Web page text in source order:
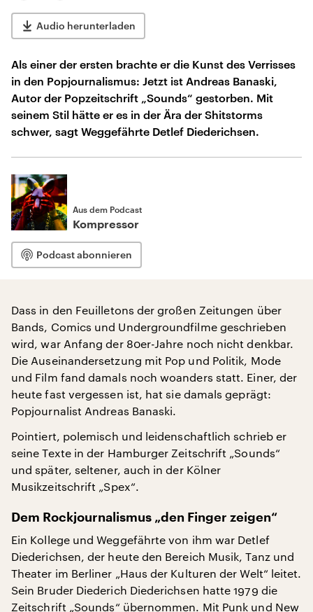
Audio herunterladen
Als einer der ersten brachte er die Kunst des Verrisses
in den Popjournalismus: Jetzt ist Andreas Banaski,
Autor der Popzeitschrift „Sounds“ gestorben. Mit
seinem Stil hätte er es in der Ära der Shitstorms
schwer, sagt Weggefährte Detlef Diederichsen.
Aus dem Podcast
Kompressor
Podcast abonnieren
Dass in den Feuilletons der großen Zeitungen über
Bands, Comics und Undergroundfilme geschrieben
wird, war Anfang der 80er-Jahre noch nicht denkbar.
Die Auseinandersetzung mit Pop und Politik, Mode
und Film fand damals noch woanders statt. Einer, der
heute fast vergessen ist, hat sie damals geprägt:
Popjournalist Andreas Banaski.
Pointiert, polemisch und leidenschaftlich schrieb er
seine Texte in der Hamburger Zeitschrift „Sounds“
und später, seltener, auch in der Kölner
Musikzeitschrift „Spex“.
Dem Rockjournalismus „den Finger zeigen“
Ein Kollege und Weggefährte von ihm war Detlef
Diederichsen, der heute den Bereich Musik, Tanz und
Theater im Berliner „Haus der Kulturen der Welt“ leitet.
Sein Bruder Diederich Diederichsen hatte 1979 die
Zeitschrift „Sounds“ übernommen. Mit Punk und New